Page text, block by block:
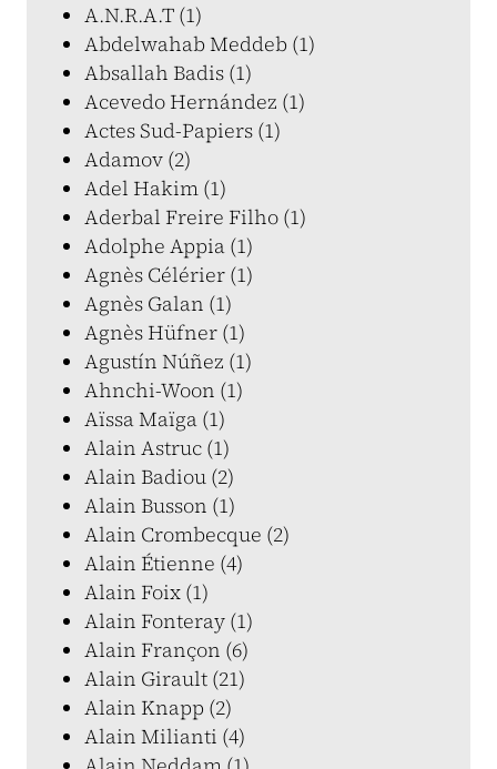
A.N.R.A.T (1)
Abdelwahab Meddeb (1)
Absallah Badis (1)
Acevedo Hernández (1)
Actes Sud-Papiers (1)
Adamov (2)
Adel Hakim (1)
Aderbal Freire Filho (1)
Adolphe Appia (1)
Agnès Célérier (1)
Agnès Galan (1)
Agnès Hüfner (1)
Agustín Núñez (1)
Ahnchi-Woon (1)
Aïssa Maïga (1)
Alain Astruc (1)
Alain Badiou (2)
Alain Busson (1)
Alain Crombecque (2)
Alain Étienne (4)
Alain Foix (1)
Alain Fonteray (1)
Alain Françon (6)
Alain Girault (21)
Alain Knapp (2)
Alain Milianti (4)